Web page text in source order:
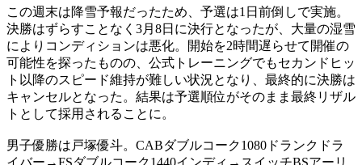
この週末は降雪予報だったため、予選は1日前倒しで実施。
決勝はずらすことなく3月8日に決行となったが、大量の湿雪
によりコンディションは悪化。開始を2時間遅らせて開催の
可能性を探ったものの、公式トレーニングでもセカンドヒッ
ト以降のスピード維持が難しい状況となり、最終的に決勝は
キャンセルとなった。結果は予選順位がそのまま最終リザル
トとして採用されることに。
男子優勝は戸塚優斗。CABダブルコーク1080ドランクドラ
イバー→FSダブルコーク1440インディ→スイッチBSアーリ